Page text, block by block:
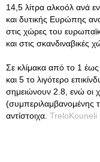
14,5 λίτρα αλκοόλ ανά
και δυτικής Ευρώπης
στις χώρες του
και στις σκανδιναβικές
Σε κλίμακα από το 1 έως
και 5 το λιγότερο
σημειώνουν 2.8, ενώ οι
(συμπεριλαμβανομένης
αντίστοιχα. TreloKouneli